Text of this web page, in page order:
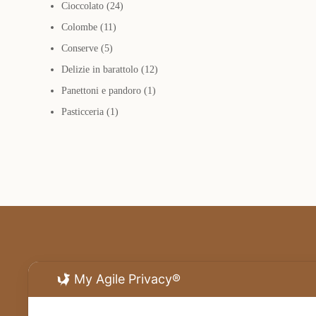
Cioccolato 2424
Colombe 1111
Conserve 55
prodotti
Delizie in barattolo 1212
prodotti
Panettoni e pandoro 11
Pasticceria 11
My Agile Privacy®